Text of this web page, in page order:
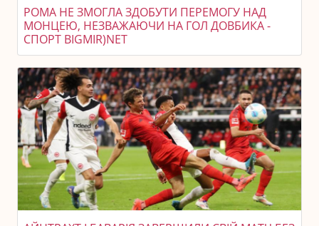
РОМА НЕ ЗМОГЛА ЗДОБУТИ ПЕРЕМОГУ НАД
МОНЦЕЮ, НЕЗВАЖАЮЧИ НА ГОЛ ДОВБИКА -
СПОРТ BIGMIR)NET